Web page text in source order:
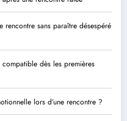
rencontre sans paraître désespéré
dès les premières
lors d’une rencontre ?